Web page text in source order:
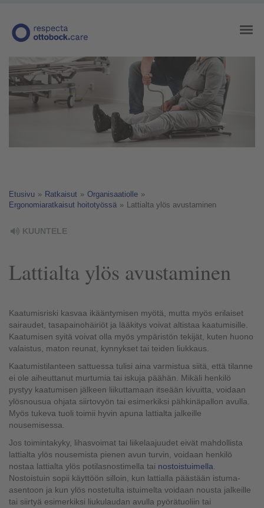
Etusivu » Ratkaisut » Organisaatiolle »
Ergonomiaratkaisut hoitotyössä » Lattialta ylös avustaminen
KUUNTELE
Lattialta ylös avustaminen
Kaatumisriski kasvaa ikääntymisen myötä, mutta myös erilaiset
sairaudet, tasapainohäiriöt ja lääkitys voivat altistaa kaatumisille.
Kaatumisen syitä voivat olla myös ympäristön tekijät, kuten huono
valaistus, maton reunat, kynnykset tai teiden liukkaus.
Kaatumistilanteen sattuessa tulisi aina varmistua siitä, että tilanne
ei ole aiheuttanut murtumia tai iskuja päähän.
Mikäli henkilö
pystyy kaatumisen jälkeen liikuttamaan itseään kivuitta, voidaan
ylösnousua ohjata siirtovyön tai esimerkiksi pähkinäpallon avulla.
Myös tukeva tuoli toimii hyvin apuna lattialta jalkeille
nousemisessa.
Jos toimintakyky, lihasvoimat tai liikelaajuudet eivät mahdollista
lattialta ylös nousemista pienen avun turvin, voidaan henkilö
nostaa lattialta ylös potilasnostimella tai nostoistuimella
Nostoistuin sopii käyttöön silloin, kun lattialla päästään istuma-
asentoon ja kun ylös nostetulta istuimelta voidaan nousta jalkeille
tai siirtyä esimerkiksi liukulaudan avulla pyörätuoliin tai